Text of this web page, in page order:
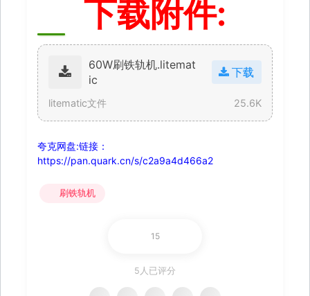
下载附件:
60W刷铁轨机.litemat
ic
下载
litematic文件 25.6K
夸克网盘:链接：
https://pan.quark.cn/s/c2a9a4d466a2
刷铁轨机
15
5人已评分